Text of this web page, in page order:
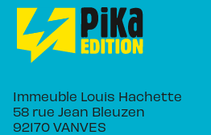
Immeuble Louis Hachette
58 rue Jean Bleuzen
92170 VANVES